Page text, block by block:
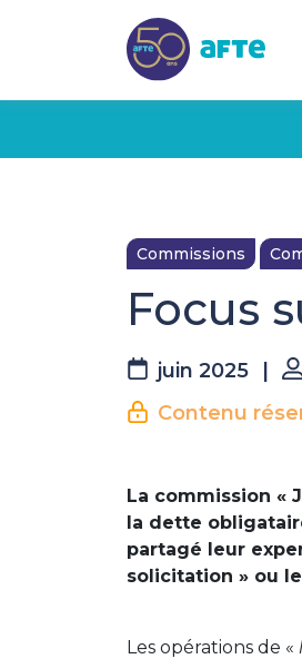
Commissions
Focus
juin 2025
Contenu
La commission «
la dette
partagé leur
solicitation » ou
Les opérations de «